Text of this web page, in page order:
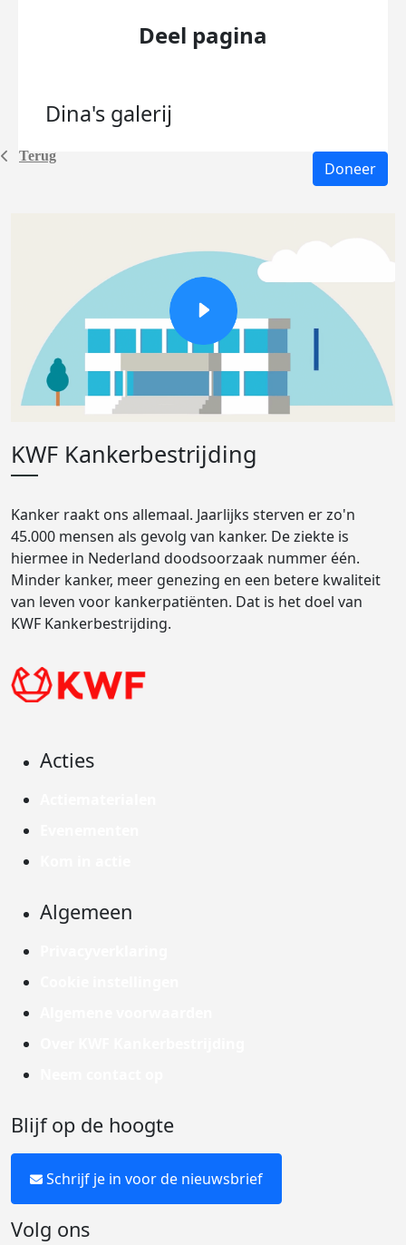
Terug
Deel pagina
Dina's galerij
Doneer
KWF Kankerbestrijding
Kanker raakt ons allemaal. Jaarlijks sterven er zo'n
45.000 mensen als gevolg van kanker. De ziekte is
hiermee in Nederland doodsoorzaak nummer één.
Minder kanker, meer genezing en een betere kwaliteit
van leven voor kankerpatiënten. Dat is het doel van
KWF Kankerbestrijding.
Acties
Algemeen
Blijf op de hoogte
Schrijf je in voor de nieuwsbrief
Volg ons